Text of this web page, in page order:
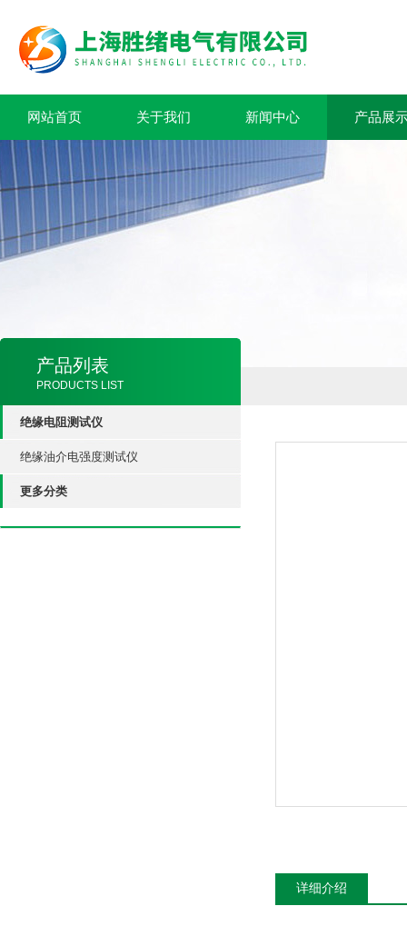
网站首页 关于我们 新闻中心 产品展
产品列表
PRODUCTS LIST
绝缘电阻测试仪
绝缘油介电强度测试仪
更多分类
详细介绍